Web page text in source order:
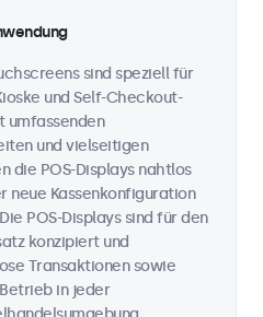
sind speziell für
und Self-Checkout-
umfassenden
und vielseitigen
die POS-Displays nahtlos
neue Kassenkonfiguration
POS-Displays sind für den
konzipiert und
Transaktionen sowie
in jeder